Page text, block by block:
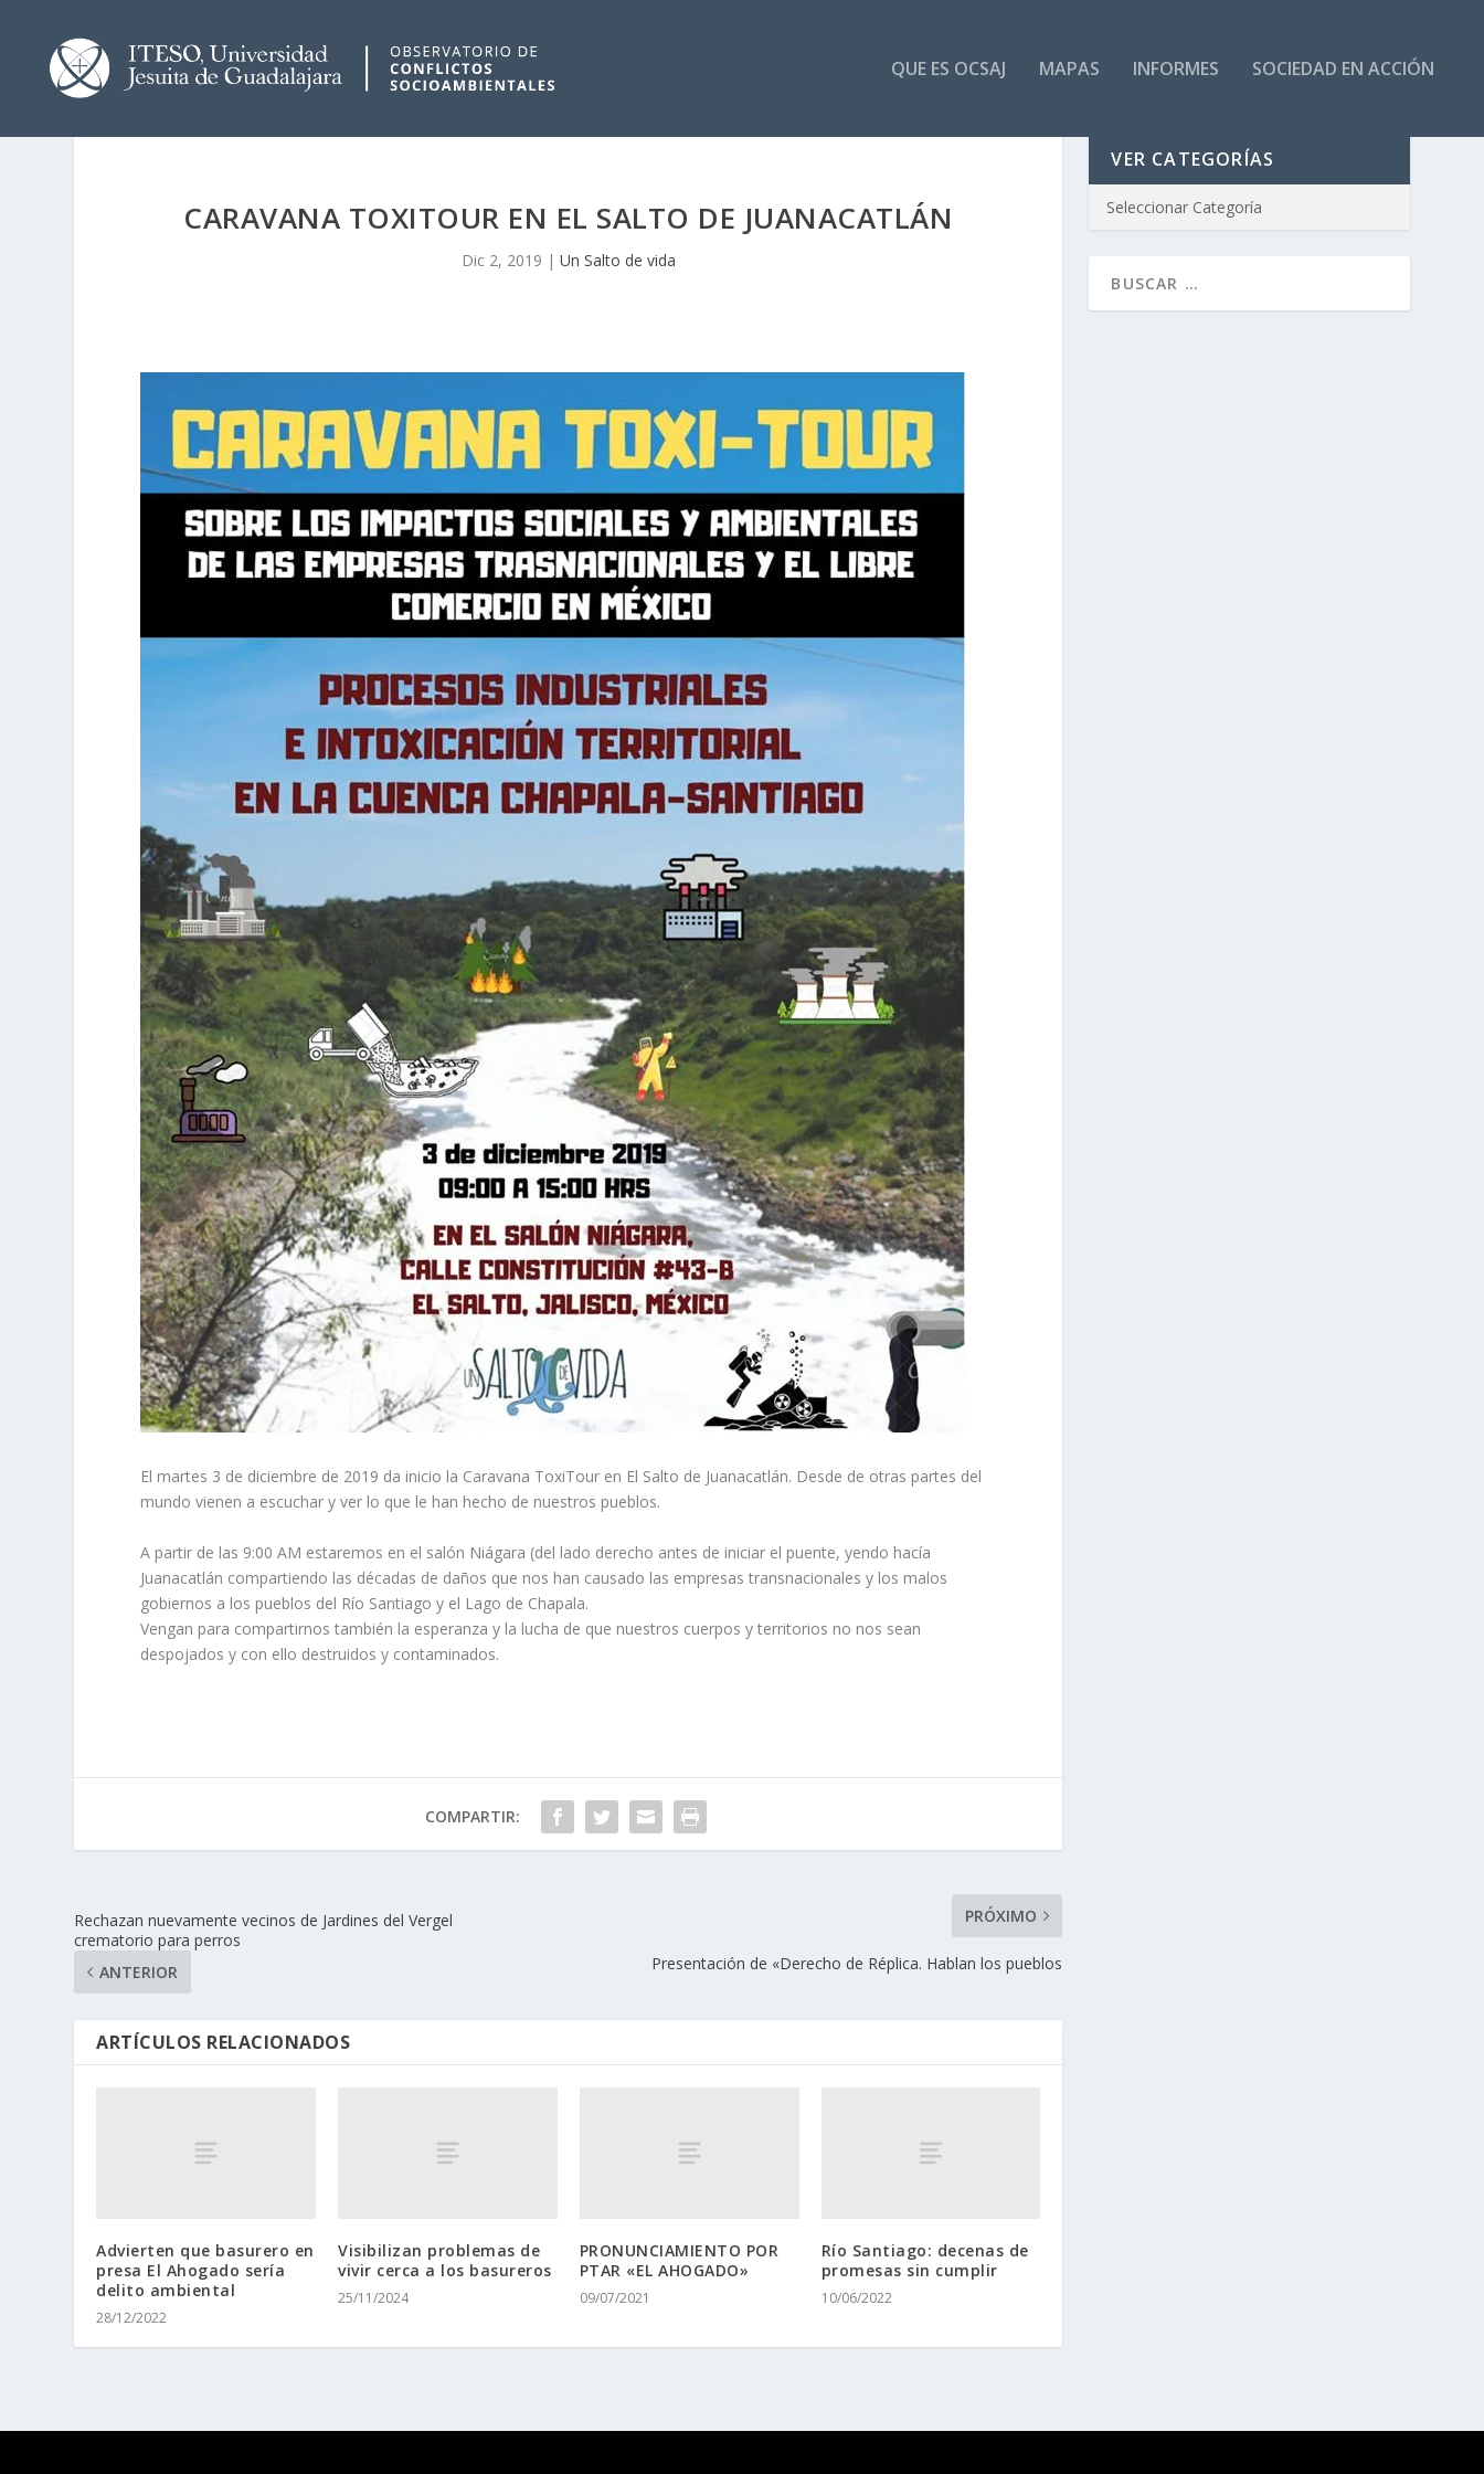
QUE ES OCSAJ MAPAS INFORMES SOCIEDAD EN ACCIÓN
CARAVANA TOXITOUR EN EL SALTO DE JUANACATLÁN
Dic 2, 2019 | Un Salto de vida
El martes 3 de diciembre de 2019 da inicio la Caravana ToxiTour en El Salto de Juanacatlán. Desde de otras partes del
mundo vienen a escuchar y ver lo que le han hecho de nuestros pueblos.
A partir de las 9:00 AM estaremos en el salón Niágara (del lado derecho antes de iniciar el puente, yendo hacía
Juanacatlán compartiendo las décadas de daños que nos han causado las empresas transnacionales y los malos
gobiernos a los pueblos del Río Santiago y el Lago de Chapala.
Vengan para compartirnos también la esperanza y la lucha de que nuestros cuerpos y territorios no nos sean
despojados y con ello destruidos y contaminados.
COMPARTIR:
Rechazan nuevamente vecinos de Jardines del Vergel
crematorio para perros
ANTERIOR
PRÓXIMO
Presentación de «Derecho de Réplica. Hablan los pueblos
ARTÍCULOS RELACIONADOS
Advierten que basurero en
presa El Ahogado sería
delito ambiental
28/12/2022
Visibilizan problemas de
vivir cerca a los basureros
25/11/2024
PRONUNCIAMIENTO POR
PTAR «EL AHOGADO»
09/07/2021
Río Santiago: decenas de
promesas sin cumplir
10/06/2022
VER CATEGORÍAS